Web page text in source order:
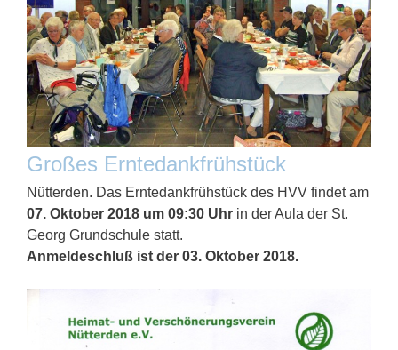
Großes Erntedankfrühstück
Nütterden. Das Erntedankfrühstück des HVV findet am
07. Oktober 2018 um 09:30 Uhr in der Aula der St.
Georg Grundschule statt.
Anmeldeschluß ist der 03. Oktober 2018.